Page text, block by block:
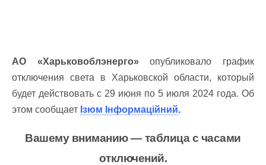
АО «Харьковоблэнерго»опубликовало график
отключения света в Харьковской области, который
будет действовать с 29 июня по 5 июля 2024 года. Об
этом сообщает Ізюм Інформаційний.
Вашему вниманию — таблица с часами
отключений.